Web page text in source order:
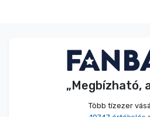
„Megbízható,
Több tízezer